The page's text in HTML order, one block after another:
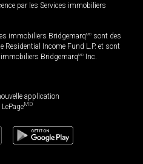
par les Services immobiliers
immobiliers BridgemarqMD sont des
Residential Income Fund L.P. et sont
BridgemarqMD Inc.
application
MD